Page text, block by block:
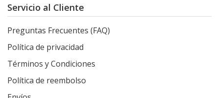
Servicio al Cliente
Preguntas Frecuentes (FAQ)
Política de privacidad
Términos y Condiciones
Política de reembolso